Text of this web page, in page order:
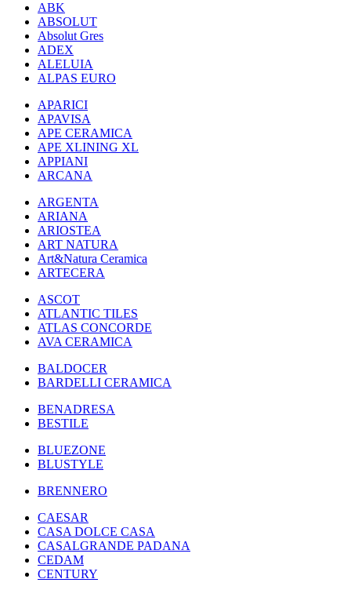
ABK
ABSOLUT
Absolut Gres
ADEX
ALELUIA
ALPAS EURO
APARICI
APAVISA
APE CERAMICA
APE XLINING XL
APPIANI
ARCANA
ARGENTA
ARIANA
ARIOSTEA
ART NATURA
Art&Natura Ceramica
ARTECERA
ASCOT
ATLANTIC TILES
ATLAS CONCORDE
AVA CERAMICA
BALDOCER
BARDELLI CERAMICA
BENADRESA
BESTILE
BLUEZONE
BLUSTYLE
BRENNERO
CAESAR
CASA DOLCE CASA
CASALGRANDE PADANA
CEDAM
CENTURY